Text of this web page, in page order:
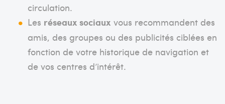
circulation.
Les réseaux sociaux vous recommandent des
amis, des groupes ou des publicités ciblées en
fonction de votre historique de navigation et
de vos centres d’intérêt.